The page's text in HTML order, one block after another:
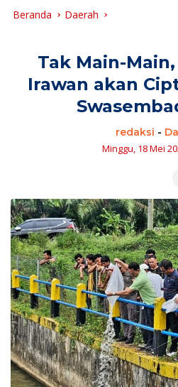
Beranda Daerah
Tak Main-
Irawan akan
redaksi -
Minggu, 18 Mei